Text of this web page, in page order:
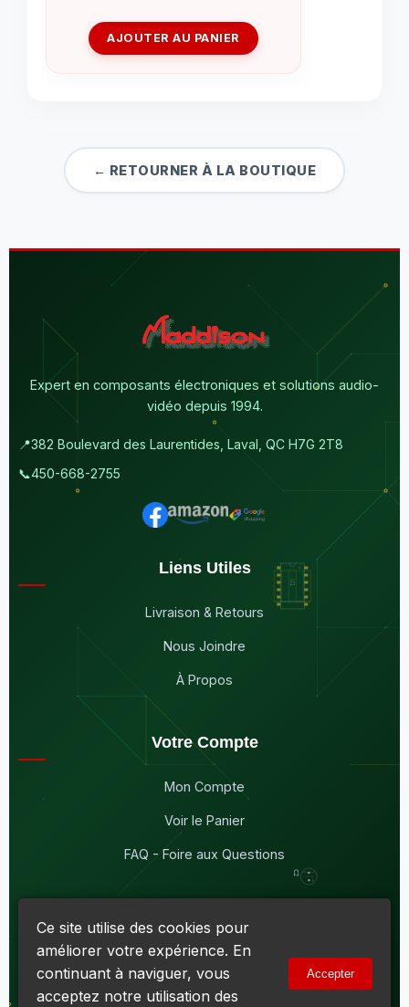
AJOUTER AU PANIER
← RETOURNER À LA BOUTIQUE
Expert en composants électroniques et solutions audio-
vidéo depuis 1994.
📍382 Boulevard des Laurentides, Laval, QC H7G 2T8
📞450-668-2755
Liens Utiles
Livraison & Retours
Nous Joindre
À Propos
Votre Compte
Mon Compte
Voir le Panier
FAQ - Foire aux Questions
© 2026Maddison Électronique Inc.
Politique de confidentialité & Cookies|
Conditions d'utilisation
Numéro d'entreprise du Québec (NEQ) :
Ce site utilise des cookies pour
améliorer votre expérience. En
continuant à naviguer, vous
acceptez notre utilisation des
Accepter